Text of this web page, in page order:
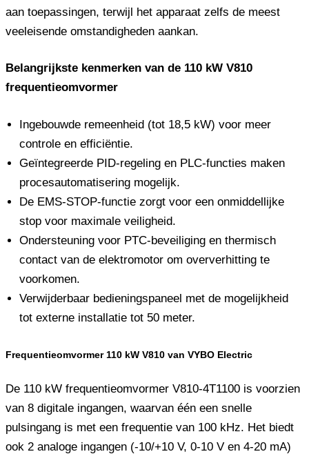
aan toepassingen, terwijl het apparaat zelfs de meest
veeleisende omstandigheden aankan.
Belangrijkste kenmerken van de 110 kW V810
frequentieomvormer
Ingebouwde remeenheid (tot 18,5 kW) voor meer
controle en efficiëntie.
Geïntegreerde PID-regeling en PLC-functies maken
procesautomatisering mogelijk.
De EMS-STOP-functie zorgt voor een onmiddellijke
stop voor maximale veiligheid.
Ondersteuning voor PTC-beveiliging en thermisch
contact van de elektromotor om oververhitting te
voorkomen.
Verwijderbaar bedieningspaneel met de mogelijkheid
tot externe installatie tot 50 meter.
Frequentieomvormer 110 kW V810 van VYBO Electric
De 110 kW frequentieomvormer V810-4T1100 is voorzien
van 8 digitale ingangen, waarvan één een snelle
pulsingang is met een frequentie van 100 kHz. Het biedt
ook 2 analoge ingangen (-10/+10 V, 0-10 V en 4-20 mA)